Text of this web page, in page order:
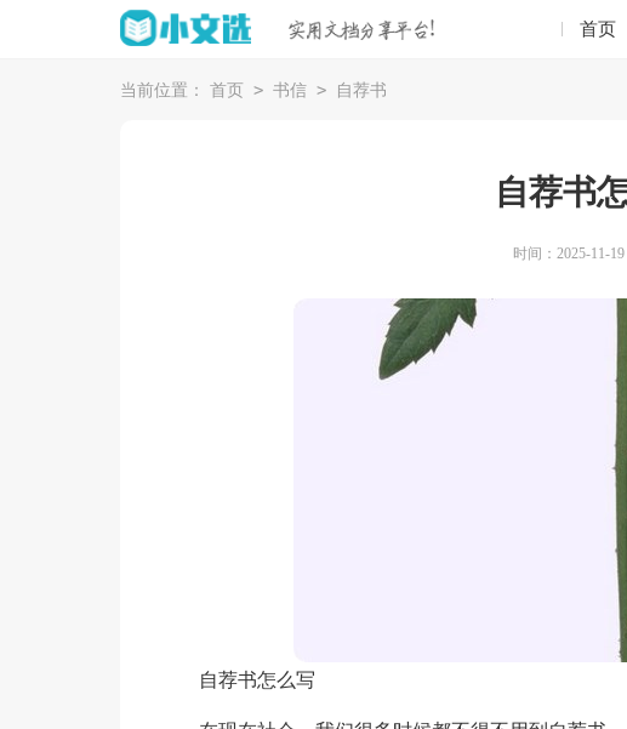
首页
当前位置： 首页 > 书信 > 自荐书
自荐书
时间：2025-11-19
自荐书怎么写